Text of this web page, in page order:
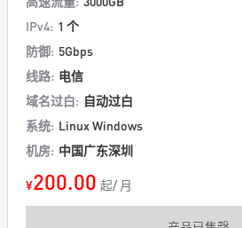
IPv4: 1 个
防御: 5Gbps
线路: 电信
域名过白: 自动过白
系统: Linux Windows
机房: 中国广东深圳
¥200.00 起/ 月